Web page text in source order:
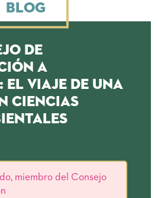
Blog
de
a
El viaje de una
Ciencias